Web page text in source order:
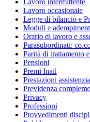
Lavoro intermittente
Lavoro occasionale
Legge di bilancio e
Moduli e
Orario di lavoro e
Parasubordinati:
Parità di trattamento
Pensioni
Premi Inail
Prestazioni
Previdenza
Privacy
Professioni
Provvedimenti